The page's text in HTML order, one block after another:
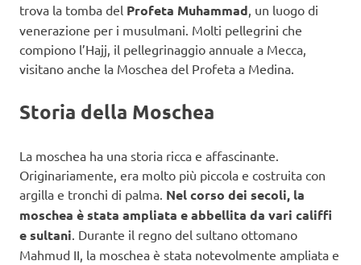
trova la tomba del Profeta Muhammad, un luogo di
venerazione per i musulmani. Molti pellegrini che
compiono l’Hajj, il pellegrinaggio annuale a Mecca,
visitano anche la Moschea del Profeta a Medina.
Storia della Moschea
La moschea ha una storia ricca e affascinante.
Originariamente, era molto più piccola e costruita con
argilla e tronchi di palma. Nel corso dei secoli, la
moschea è stata ampliata e abbellita da vari califfi
e sultani. Durante il regno del sultano ottomano
Mahmud II, la moschea è stata notevolmente ampliata e